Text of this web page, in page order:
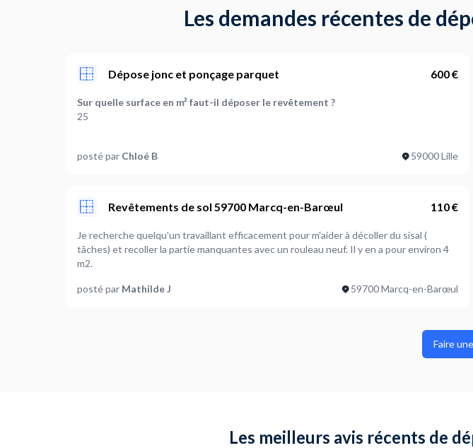
Les demandes récentes de
Dépose jonc et ponçage parquet 600 €
Sur quelle surface en m² faut-il déposer le revêtement ?
25
Autre
Non
Où en êtes-vous dans votre projet ?
Je suis prêt à démarrer
posté par Chloé B 59000 Lille
Revêtements de sol 59700 Marcq-en-Barœul 110 €
Je recherche quelqu'un travaillant efficacement pour m'aider à décoller du sisal (
tâches) et recoller la partie manquantes avec un rouleau neuf. Il y en a pour environ 4
m2.
posté par Mathilde J 59700 Marcq-en-Barœul
Faire
Les meilleurs avis récents de